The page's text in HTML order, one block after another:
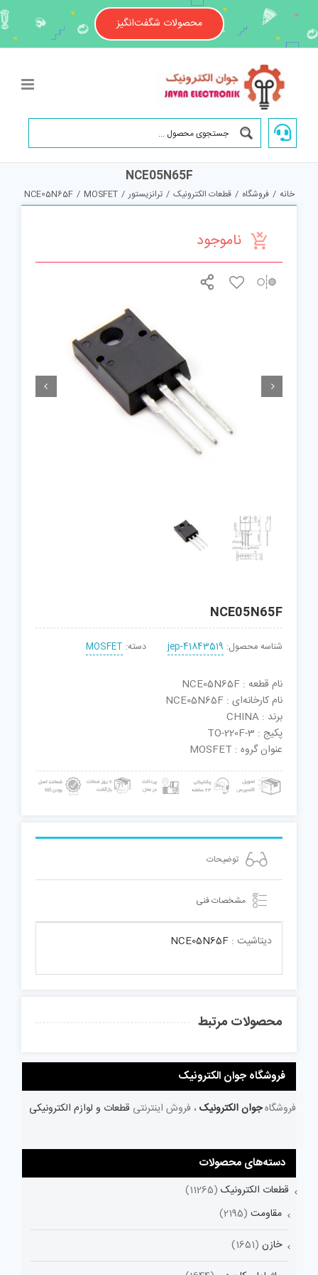
content
محصولات شگفت‌انگیز
NCE05N65F
خانه / فروشگاه / قطعات الکترونیک / ترانزیستور /
MOSFET
/
NCE05N65F
ناموجود
 
NCE05N65F
شناسه محصول: jep-41843519 دسته: MOSFET
نام قطعه : NCE05N65F
نام کارخانه‌ای : NCE05N65F
برند : CHINA
پکیج : TO-220F-3
عنوان گروه : MOSFET
توضیحات
مشخصات فنی
دیتاشیت : NCE05N65F
محصولات مرتبط
فروشگاه جوان الکترونیک
فروشگاهجوان الکترونیک ، فروش اینترنتی قطعات و لوازم الکترونیکی
دسته‌های محصولات
قطعات الکترونیک (11265)
مقاومت (2195)
خازن (1651)